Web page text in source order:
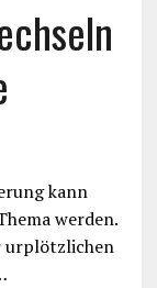
kann
werden.
urplötzlichen